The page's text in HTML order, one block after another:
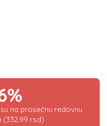
na prosečnu redovnu
(332.99 rsd)